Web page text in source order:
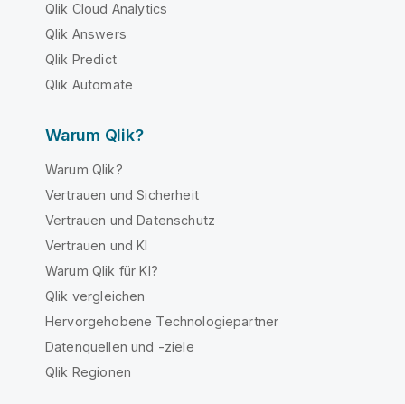
Qlik Cloud Analytics
Qlik Answers
Qlik Predict
Qlik Automate
Warum Qlik?
Warum Qlik?
Vertrauen und Sicherheit
Vertrauen und Datenschutz
Vertrauen und KI
Warum Qlik für KI?
Qlik vergleichen
Hervorgehobene Technologiepartner
Datenquellen und -ziele
Qlik Regionen